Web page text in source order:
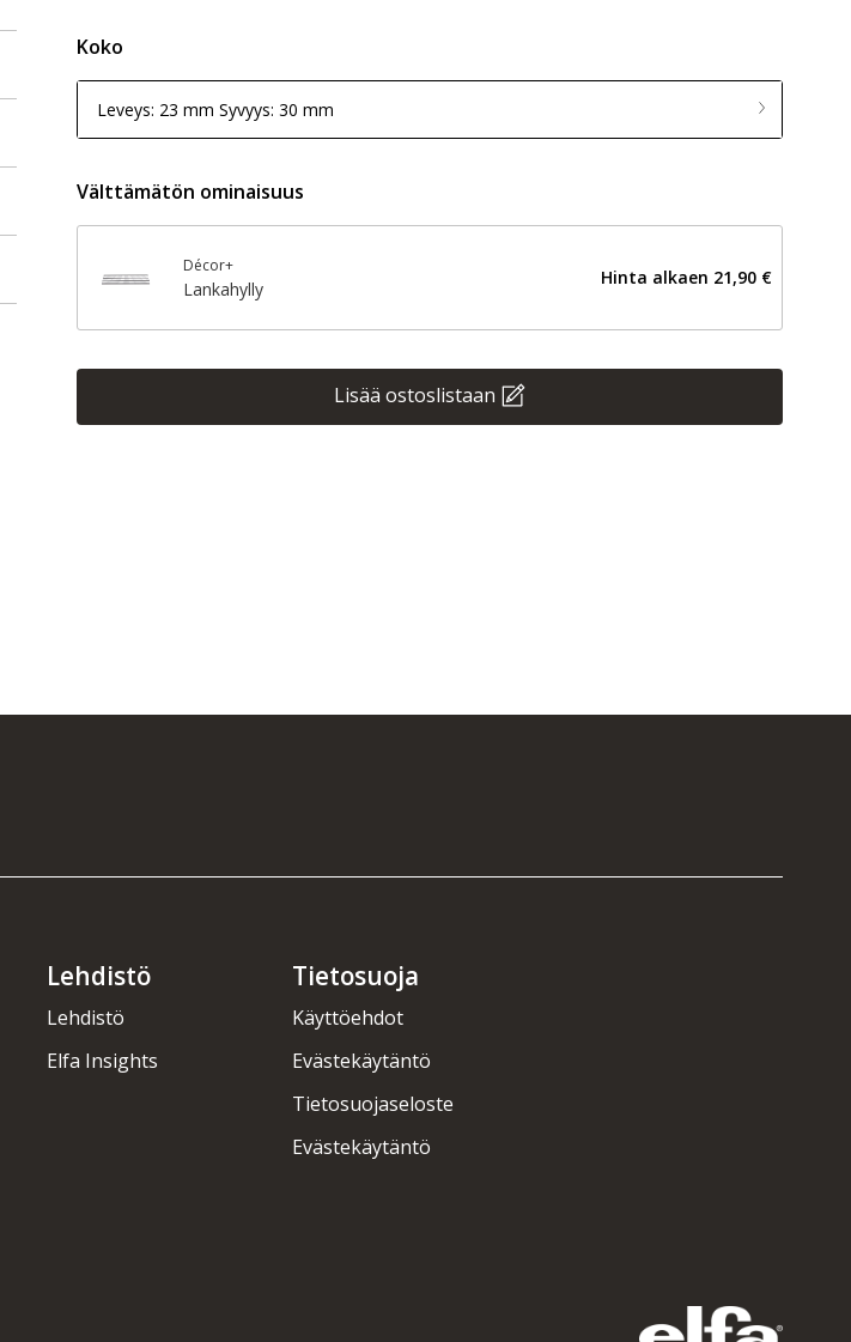
Koko
Leveys: 23 mm Syvyys: 30 mm
Välttämätön ominaisuus
Décor+
Lankahylly
Hinta alkaen 21,90 €
Lisää ostoslistaan
Lehdistö
Lehdistö
Elfa Insights
Tietosuoja
Käyttöehdot
Evästekäytäntö
Tietosuojaseloste
Evästekäytäntö